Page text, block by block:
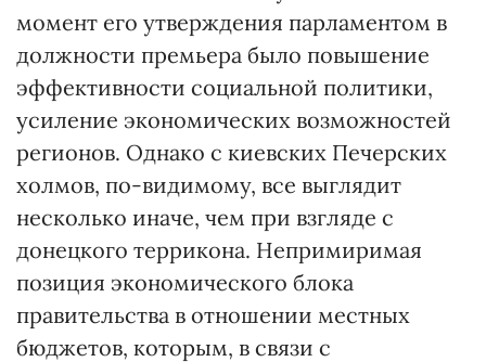
момент его утверждения парламентом в
должности премьера было повышение
эффективности социальной политики,
усиление экономических возможностей
регионов. Однако с киевских Печерских
холмов, по-видимому, все выглядит
несколько иначе, чем при взгляде с
донецкого террикона. Непримиримая
позиция экономического блока
правительства в отношении местных
бюджетов, которым, в связи с